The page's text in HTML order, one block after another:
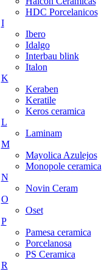
HDC Porcelanicos
I
Ibero
Idalgo
Interbau blink
Italon
K
Keraben
Keratile
Keros ceramica
L
Laminam
M
Mayolica Azulejos
Monopole ceramica
N
Novin Ceram
O
Oset
P
Pamesa ceramica
Porcelanosa
PS Ceramica
R